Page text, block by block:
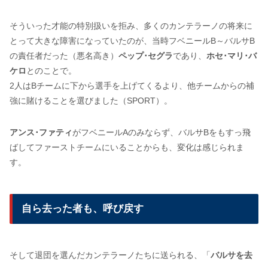
そういった才能の特別扱いを拒み、多くのカンテラーノの将来に
とって大きな障害になっていたのが、当時フベニールB～バルサB
の責任者だった（悪名高き） ペップ･セグラであり、 ホセ･マリ･バ
ケロ とのことで。
2人はBチームに下から選手を上げてくるより、他チームからの補
強に賭けることを選びました（SPORT）。
アンス･ファティがフベニールAのみならず、バルサBをもすっ飛
ばしてファーストチームにいることからも、変化は感じられま
す。
自ら去った者も、呼び戻す
そして退団を選んだカンテラーノたちに送られる、「 バルサを去